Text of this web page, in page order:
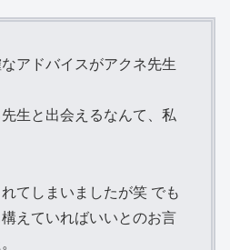
アドバイスがアクネ先生
生と出会えるなんて、私
てしまいましたが笑 でも
えていればいいとのお言